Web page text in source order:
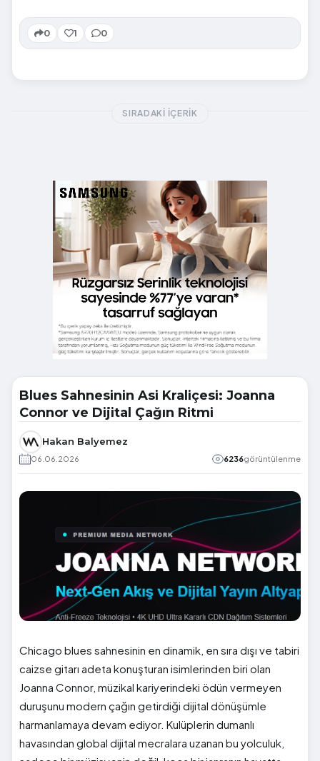
0 1 0
SIRADAKI İÇERIK
Blues Sahnesinin Asi Kraliçesi: Joanna
Connor ve Dijital Çağın Ritmi
Hakan Balyemez
06.06.2026 6236görüntülenme
Chicago blues sahnesinin en dinamik, en sıra dışı ve tabiri
caizse gitarı adeta konuşturan isimlerinden biri olan
Joanna Connor, müzikal kariyerindeki ödün vermeyen
duruşunu modern çağın getirdiği dijital dönüşümle
harmanlamaya devam ediyor. Kulüplerin dumanlı
havasından global dijital mecralara uzanan bu yolculuk,